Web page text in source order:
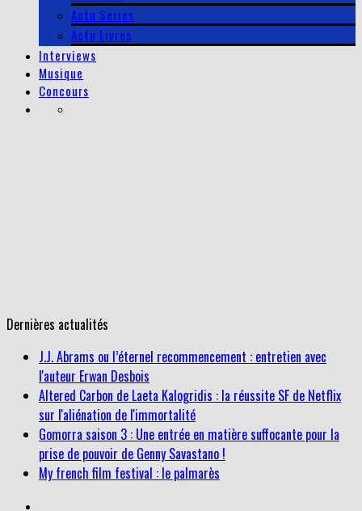
Actu Series
Actu Livres
Interviews
Musique
Concours
Dernières actualités
Altered Carbon de Laeta Kalogridis : la réussite SF de Netflix
sur l'aliénation de l'immortalité
Gomorra saison 3 : Une entrée en matière suffocante pour la
prise de pouvoir de Genny Savastano !
My french film festival : le palmarès
J.J. Abrams ou l’éternel recommencement : entretien avec
l'auteur Erwan Desbois